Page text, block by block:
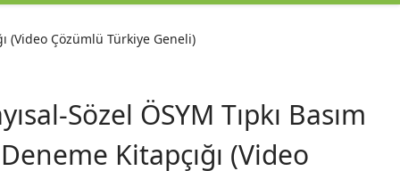
KİTAPLARI
AYT
KARA KUTU KİTAPLARI
KİTAPLARI
ÖABT
ÖZGÜN ÜRÜNLER
5. SINIF (İOKBS)
KARA KUTU KİTAPLARI
(Video Çözümlü Türkiye Geneli)
Sözel ÖSYM Tıpkı Basım
Kitapçığı (Video